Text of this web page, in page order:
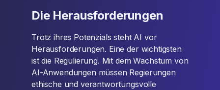
Die Herausforderungen
Trotz ihres Potenzials steht AI vor
Herausforderungen. Eine der wichtigsten
ist die Regulierung. Mit dem Wachstum von
AI-Anwendungen müssen Regierungen
ethische und verantwortungsvolle